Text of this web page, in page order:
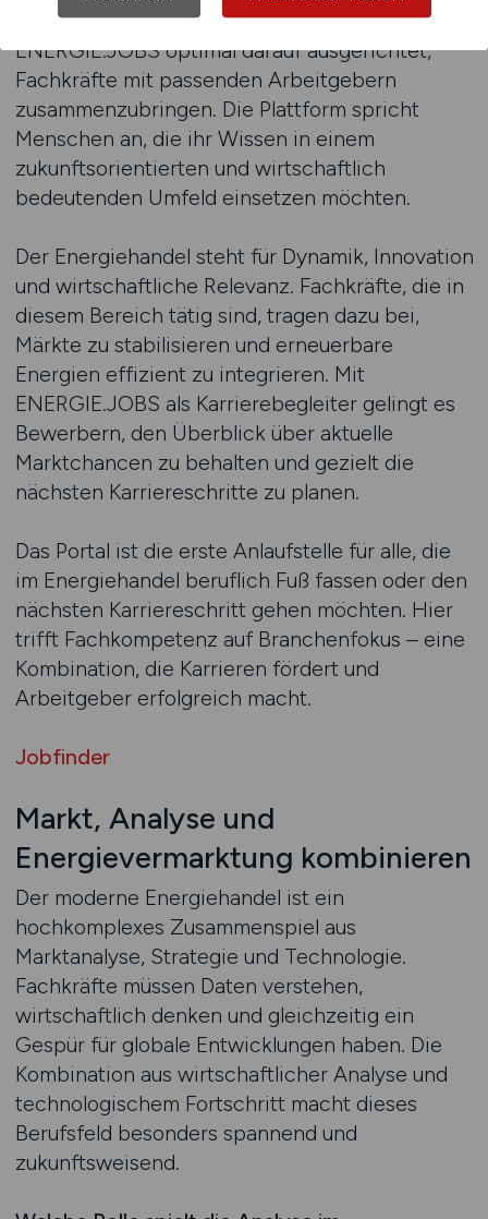
Durch den Fokus auf die Energiebranche ist
ENERGIE.JOBS optimal darauf ausgerichtet,
Fachkräfte mit passenden Arbeitgebern
zusammenzubringen. Die Plattform spricht
Menschen an, die ihr Wissen in einem
zukunftsorientierten und wirtschaftlich
bedeutenden Umfeld einsetzen möchten.
Der Energiehandel steht für Dynamik, Innovation
und wirtschaftliche Relevanz. Fachkräfte, die in
diesem Bereich tätig sind, tragen dazu bei,
Märkte zu stabilisieren und erneuerbare
Energien effizient zu integrieren. Mit
ENERGIE.JOBS als Karrierebegleiter gelingt es
Bewerbern, den Überblick über aktuelle
Marktchancen zu behalten und gezielt die
nächsten Karriereschritte zu planen.
Das Portal ist die erste Anlaufstelle für alle, die
im Energiehandel beruflich Fuß fassen oder den
nächsten Karriereschritt gehen möchten. Hier
trifft Fachkompetenz auf Branchenfokus – eine
Kombination, die Karrieren fördert und
Arbeitgeber erfolgreich macht.
Jobfinder
Markt, Analyse und
Energievermarktung kombinieren
Der moderne Energiehandel ist ein
hochkomplexes Zusammenspiel aus
Marktanalyse, Strategie und Technologie.
Fachkräfte müssen Daten verstehen,
wirtschaftlich denken und gleichzeitig ein
Gespür für globale Entwicklungen haben. Die
Kombination aus wirtschaftlicher Analyse und
technologischem Fortschritt macht dieses
Berufsfeld besonders spannend und
zukunftsweisend.